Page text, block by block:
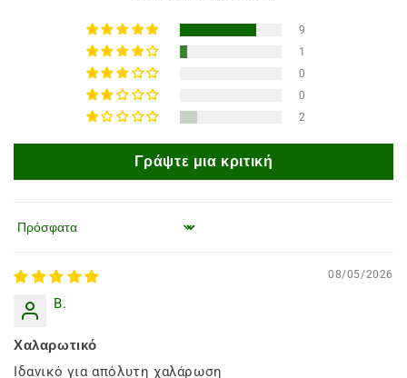
9
1
0
0
2
Γράψτε μια κριτική
Ταξινόμηση κατά
08/05/2026
B.
Χαλαρωτικό
Ιδανικό για απόλυτη χαλάρωση